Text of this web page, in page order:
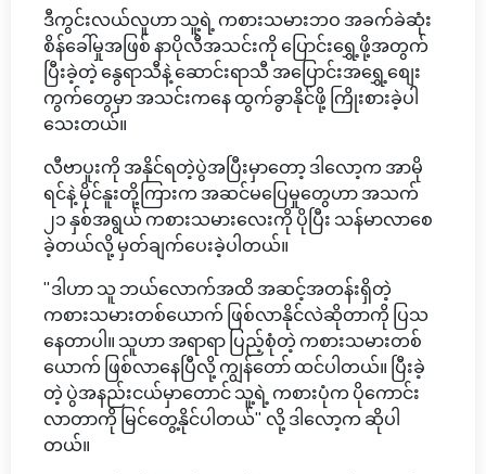
ဒီကွင်းလယ်လူဟာ သူ့ရဲ့ ကစားသမားဘဝ အခက်ခဲဆုံး
စိန်ခေါ်မှုအဖြစ် နာပိုလီအသင်းကို ပြောင်းရွှေ့ဖို့အတွက်
ပြီးခဲ့တဲ့ နွေရာသီနဲ့ ဆောင်းရာသီ အပြောင်းအရွှေ့စျေး
ကွက်တွေမှာ အသင်းကနေ ထွက်ခွာနိုင်ဖို့ ကြိုးစားခဲ့ပါ
သေးတယ်။
လီဗာပူးကို အနိုင်ရတဲ့ပွဲအပြီးမှာတော့ ဒါလော့က အာမို
ရင်နဲ့ မိုင်နူးတို့ကြားက အဆင်မပြေမှုတွေဟာ အသက်
၂၁ နှစ်အရွယ် ကစားသမားလေးကို ပိုပြီး သန်မာလာစေ
ခဲ့တယ်လို့ မှတ်ချက်ပေးခဲ့ပါတယ်။
"ဒါဟာ သူ ဘယ်လောက်အထိ အဆင့်အတန်းရှိတဲ့
ကစားသမားတစ်ယောက် ဖြစ်လာနိုင်လဲဆိုတာကို ပြသ
နေတာပါ။ သူဟာ အရာရာ ပြည့်စုံတဲ့ ကစားသမားတစ်
ယောက် ဖြစ်လာနေပြီလို့ ကျွန်တော် ထင်ပါတယ်။ ပြီးခဲ့
တဲ့ ပွဲအနည်းငယ်မှာတောင် သူ့ရဲ့ ကစားပုံက ပိုကောင်း
လာတာကို မြင်တွေ့နိုင်ပါတယ်" လို့ ဒါလော့က ဆိုပါ
တယ်။